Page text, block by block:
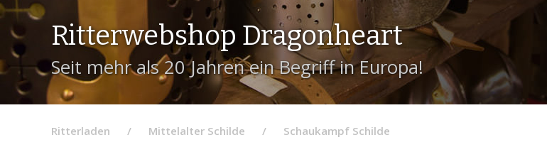
Ritterwebshop Dragonheart
Seit mehr als 20 Jahren ein Begriff in Europa!
Ritterladen Mittelalter Schilde Schaukampf Schilde